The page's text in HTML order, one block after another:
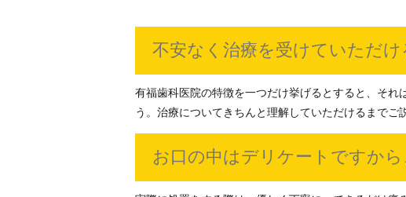
不安なく治療を受けていただ
有福歯科医院の特徴を一つだけ挙げるとすると、そ
う。治療についてきちんと理解していただけるまでご
お口の中はデリケートですか